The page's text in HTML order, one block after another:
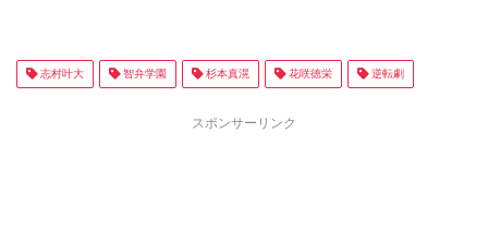
志村叶大 智弁学園 杉本真滉 花咲徳栄 逆転劇
スポンサーリンク